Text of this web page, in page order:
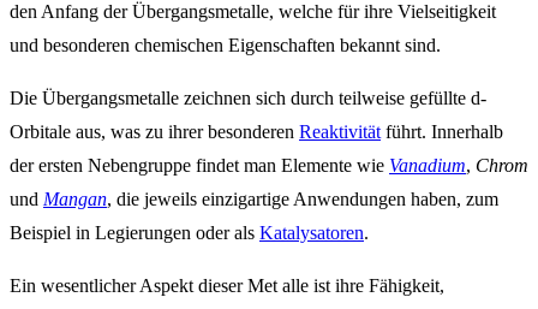
den Anfang der Übergangsmetalle, welche für ihre Vielseitigkeit
und besonderen chemischen Eigenschaften bekannt sind.
Die Übergangsmetalle zeichnen sich durch teilweise gefüllte d-
Orbitale aus, was zu ihrer besonderen Reaktivität führt. Innerhalb
der ersten Nebengruppe findet man Elemente wie Vanadium, Chrom
und Mangan, die jeweils einzigartige Anwendungen haben, zum
Beispiel in Legierungen oder als Katalysatoren.
Ein wesentlicher Aspekt dieser Met alle ist ihre Fähigkeit,